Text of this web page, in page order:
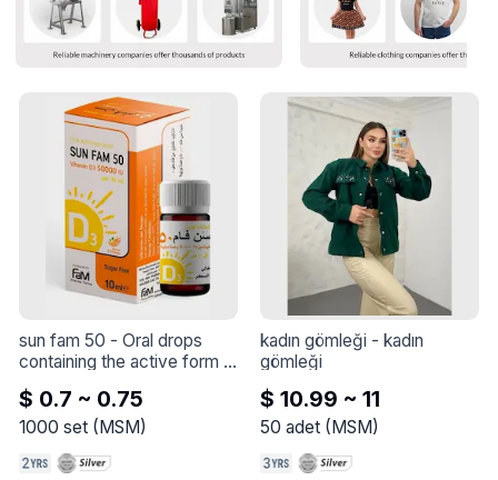
sun fam 50 - Oral drops
containing the active form
of vitamin D for the
treatment and prevention of
symptoms of vitamin D
$ 0.7 ~ 0.75
1000 set(MSM)
kadın gömleği - kadın
gömleği
$ 10.99 ~ 11
50 adet (MSM)